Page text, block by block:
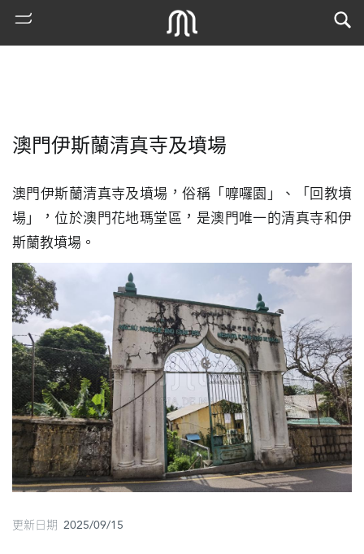
搜
索
古
地
圖
媽
閣
寺
廟
巴
澳門伊斯蘭清真寺及墳場
澳門伊斯蘭清真寺及墳場，俗稱「嚤囉園」、「回教墳
場」，位於澳門花地瑪堂區，是澳門唯一的清真寺和伊
斯蘭教墳場。
更新日期 2025/09/15